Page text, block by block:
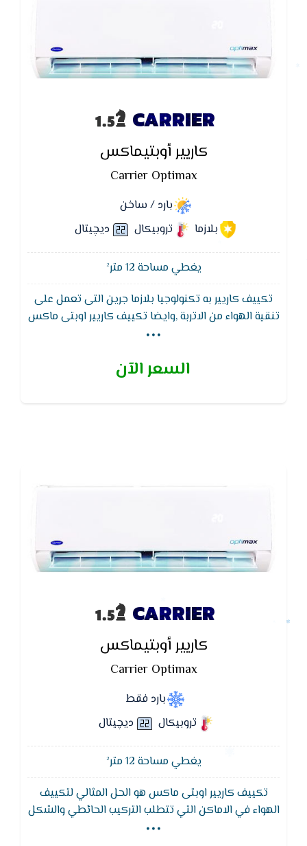
CARRIER
كاريير أوبتيماكس
Carrier Optimax
بارد / ساخن
بلازما
تروبيكال ديچيتال
يغطي مساحة 12 متر²
تكييف كاريير به تكنولوجيا بلازما جرين التى تعمل على
تنقية الهواء من الاتربة ,وايضا تكييف كاريير اوبتى ماكس
يتميز بوظيفة التنظيف الذاتى لجهاز التكييف لتجفيف
...
السعر الآن
CARRIER
كاريير أوبتيماكس
Carrier Optimax
بارد فقط
تروبيكال
ديچيتال
يغطي مساحة 12 متر²
تكييف كاريير اوبتى ماكس هو الحل المثالي لتكييف
الهواء في الاماكن التي تتطلب التركيب الحائطي والشكل
الجمالى ويتميز تكييف كاريير بافضل توزيع للهواء واقل
...